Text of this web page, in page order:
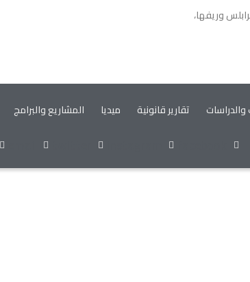
وريفها،
والدراسات تقارير قانونية ميديا المشاريع والبرامج